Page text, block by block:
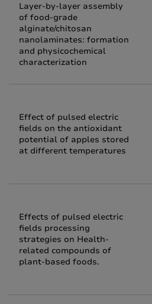
Layer-by-layer assembly
of food-grade
alginate/chitosan
nanolaminates: formation
and physicochemical
characterization
Effect of pulsed electric
fields on the antioxidant
potential of apples stored
at different temperatures
Effects of pulsed electric
fields processing
strategies on Health-
related compounds of
plant-based foods.